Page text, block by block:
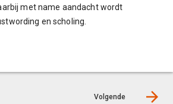
met name aandacht wordt
en scholing.
Volgende